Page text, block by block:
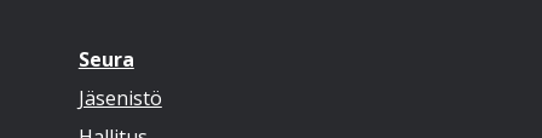
Seura
Jäsenistö